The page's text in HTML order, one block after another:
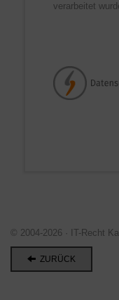
verarbeitet
© 2004-2026 · IT-Recht
ZURÜCK